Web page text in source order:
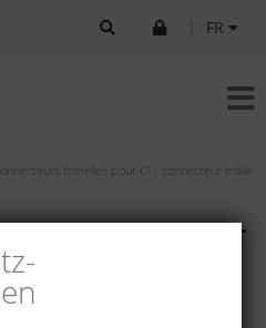
FR
femelles pour CI / connecteur mâle
pour CI / connecteur
Cette gamme de
circuits imprimés vous offre